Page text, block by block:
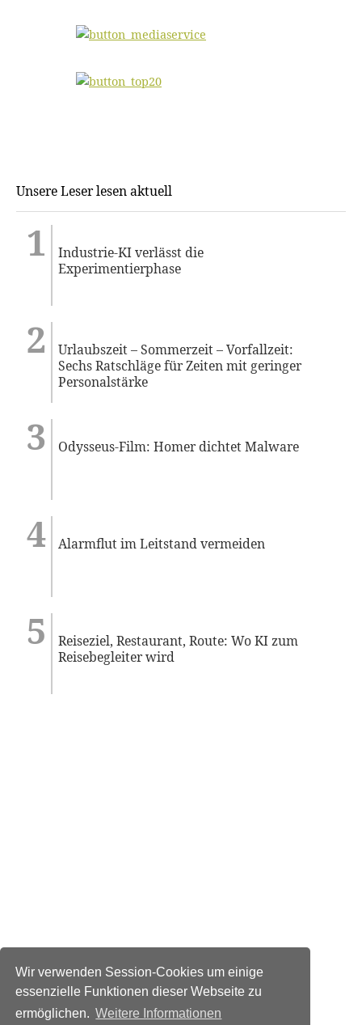
Wir verwenden Session-Cookies um einige
essenzielle Funktionen dieser Webseite zu
ermöglichen. Weitere Informationen
Unsere Leser lesen aktuell
Industrie-KI verlässt die
Experimentierphase
Urlaubszeit – Sommerzeit – Vorfallzeit:
Sechs Ratschläge für Zeiten mit geringer
Personalstärke
Odysseus-Film: Homer dichtet Malware
Alarmflut im Leitstand vermeiden
Reiseziel, Restaurant, Route: Wo KI zum
Reisebegleiter wird